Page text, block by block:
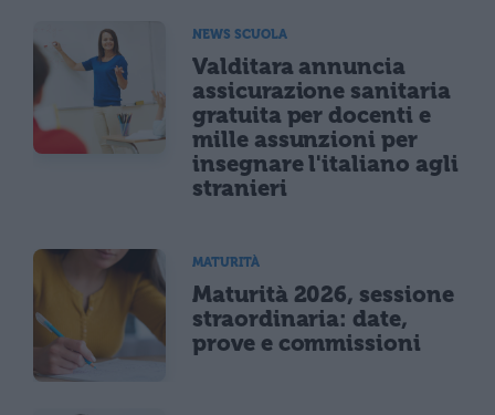
NEWS SCUOLA
Valditara annuncia
assicurazione sanitaria
gratuita per docenti e
mille assunzioni per
insegnare l'italiano agli
stranieri
MATURITÀ
Maturità 2026, sessione
straordinaria: date,
prove e commissioni